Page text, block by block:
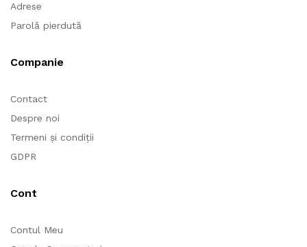
Adrese
Parolă pierdută
Companie
Contact
Despre noi
Termeni și condiții
GDPR
Cont
Contul Meu